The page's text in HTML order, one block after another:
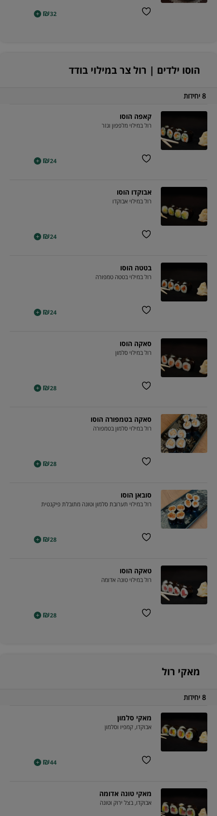
₪32
+
הוסו ילדים | רול צר במילוי בודד
8 יחידות
קאפה הוסו
רול במילוי מלפפון וגזר
₪24
+
אבוקדו הוסו
רול במילוי אבוקדו
₪24
+
בטטה הוסו
רול במילוי בטטה טמפורה
₪24
+
סאקה הוסו
רול במילוי סלמון
₪28
+
סאקה בטמפורה הוסו
רול במילוי סלמון בטמפורה
₪28
+
סובאן הוסו
רול במילוי תערובת סלמון וטונה מתובלת פיקנטית
₪28
+
טאקה הוסו
רול במילוי טונה אדומה
₪28
+
מאקי רול
8 יחידות
מאקי סלמון
אבוקדו, קמפיו וסלמון
₪44
+
מאקי טונה אדומה
אבוקדו, בצל ירוק וטונה